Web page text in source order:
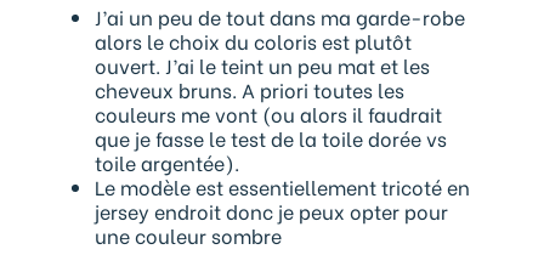
J’ai un peu de tout dans ma garde-robe
alors le choix du coloris est plutôt
ouvert. J’ai le teint un peu mat et les
cheveux bruns. A priori toutes les
couleurs me vont (ou alors il faudrait
que je fasse le test de la toile dorée vs
toile argentée).
Le modèle est essentiellement tricoté en
jersey endroit donc je peux opter pour
une couleur sombre